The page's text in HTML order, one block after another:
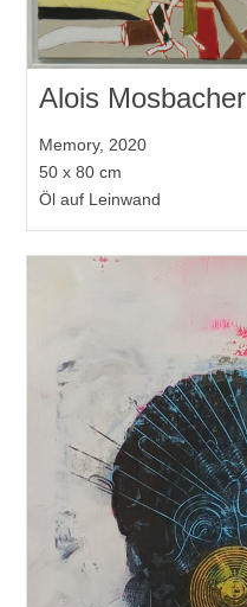
Alois Mosbacher
Memory, 2020
50 x 80 cm
Öl auf Leinwand